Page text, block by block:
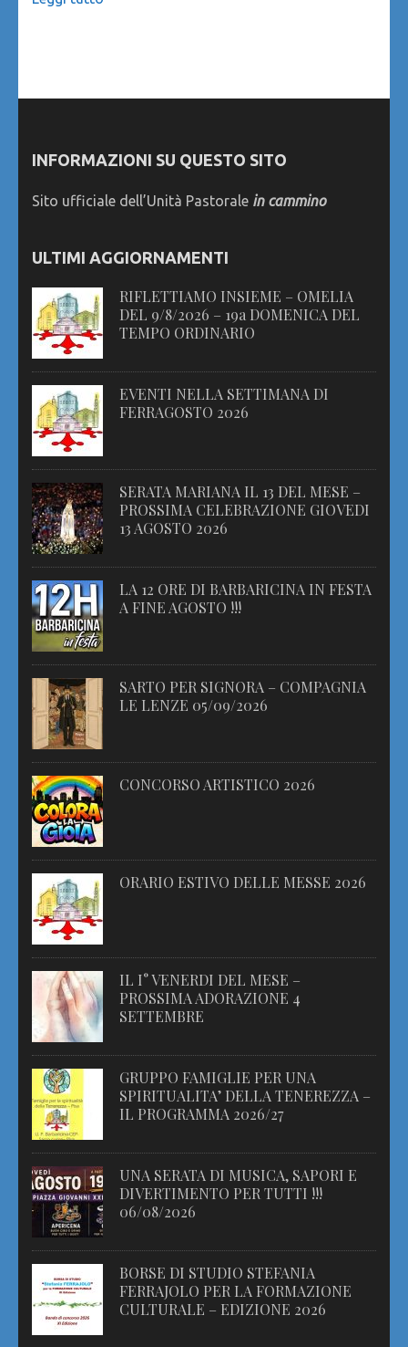
INFORMAZIONI SU QUESTO SITO
Sito ufficiale dell’Unità Pastorale in cammino
ULTIMI AGGIORNAMENTI
RIFLETTIAMO INSIEME – OMELIA
DEL 9/8/2026 – 19a DOMENICA DEL
TEMPO ORDINARIO
EVENTI NELLA SETTIMANA DI
FERRAGOSTO 2026
SERATA MARIANA IL 13 DEL MESE –
PROSSIMA CELEBRAZIONE GIOVEDI
13 AGOSTO 2026
LA 12 ORE DI BARBARICINA IN FESTA
A FINE AGOSTO !!!
SARTO PER SIGNORA – COMPAGNIA
LE LENZE 05/09/2026
CONCORSO ARTISTICO 2026
ORARIO ESTIVO DELLE MESSE 2026
IL I° VENERDI DEL MESE –
PROSSIMA ADORAZIONE 4
SETTEMBRE
GRUPPO FAMIGLIE PER UNA
SPIRITUALITA’ DELLA TENEREZZA –
IL PROGRAMMA 2026/27
UNA SERATA DI MUSICA, SAPORI E
DIVERTIMENTO PER TUTTI !!!
06/08/2026
BORSE DI STUDIO STEFANIA
FERRAJOLO PER LA FORMAZIONE
CULTURALE – EDIZIONE 2026